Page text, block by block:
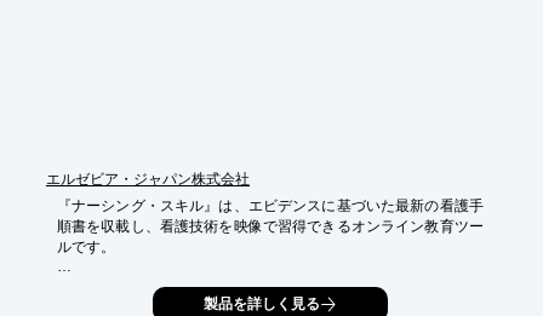
エルゼビア・ジャパン株式会社
『ナーシング・スキル』は、エビデンスに基づいた最新の看護手
順書を収載し、看護技術を映像で習得できるオンライン教育ツー
ルです。
根拠がわかる看護手順をいつでも確認できるほか、自施設の内容
も簡単に反映可能。更新作業の負担を大幅に軽減します。
製品を詳しく見る